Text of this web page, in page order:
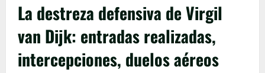
La destreza defensiva de Virgil
van Dijk: entradas realizadas,
intercepciones, duelos aéreos